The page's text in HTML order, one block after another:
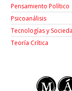
Pensamiento Político
Psicoanálisis
Tecnologías y
Teoría Crítica